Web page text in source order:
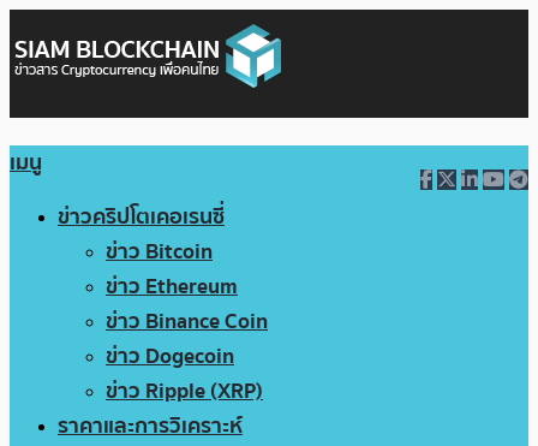
เมนู
ข่าวคริปโตเคอเรนซี่
ข่าว Bitcoin
ข่าว Ethereum
ข่าว Binance Coin
ข่าว Dogecoin
ข่าว Ripple (XRP)
ราคาและการวิเคราะห์